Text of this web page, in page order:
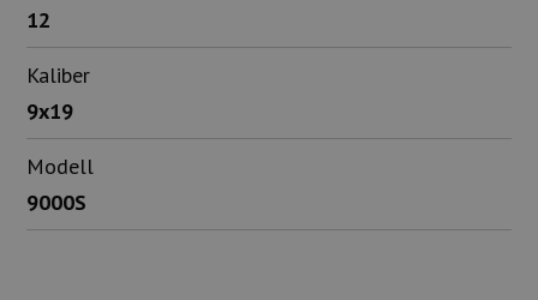
12
Kaliber
9x19
Modell
9000S